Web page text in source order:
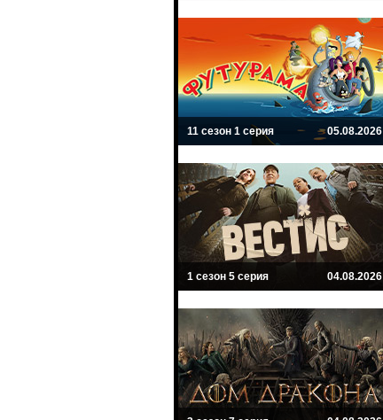
11 сезон 1 серия 05.08.2026
1 сезон 5 серия 04.08.2026